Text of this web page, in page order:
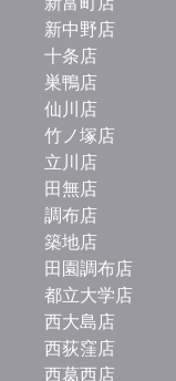
新中野店
十条店
巣鴨店
仙川店
竹ノ塚店
立川店
田無店
調布店
築地店
田園調布店
都立大学店
西大島店
西荻窪店
西葛西店